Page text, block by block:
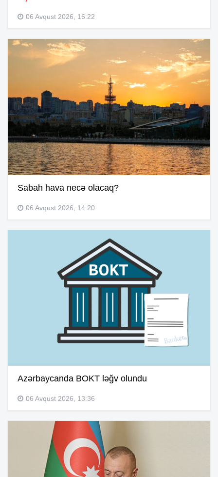
06 Avqust 2026, 16:22
Sabah hava necə olacaq?
06 Avqust 2026, 14:20
Azərbaycanda BOKT ləğv olundu
06 Avqust 2026, 13:36